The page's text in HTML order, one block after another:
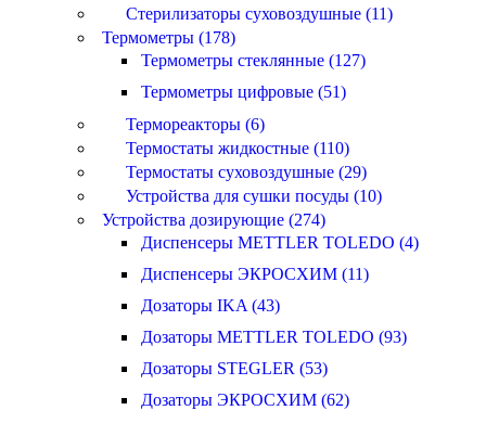
Стерилизаторы суховоздушные (11)
Термометры (178)
Термометры стеклянные (127)
Термометры цифровые (51)
Термореакторы (6)
Термостаты жидкостные (110)
Термостаты суховоздушные (29)
Устройства для сушки посуды (10)
Устройства дозирующие (274)
Диспенсеры METTLER TOLEDO (4)
Диспенсеры ЭКРОСХИМ (11)
Дозаторы IKA (43)
Дозаторы METTLER TOLEDO (93)
Дозаторы STEGLER (53)
Дозаторы ЭКРОСХИМ (62)